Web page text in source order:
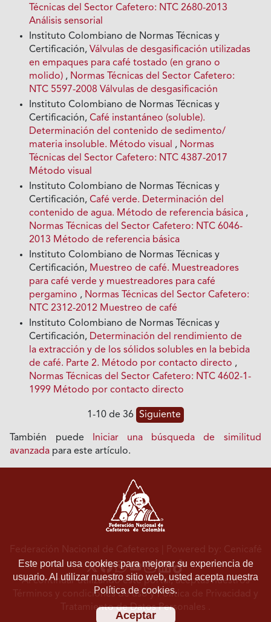
Técnicas del Sector Cafetero: NTC 2680-2013
Análisis sensorial
Instituto Colombiano de Normas Técnicas y
Certificación,Válvulas de desgasificación utilizadas
en empaques para café tostado (en grano o
molido) , Normas Técnicas del Sector Cafetero:
NTC 5597-2008 Válvulas de desgasificación
Instituto Colombiano de Normas Técnicas y
Certificación,Café instantáneo (soluble).
Determinación del contenido de sedimento/
materia insoluble. Método visual , Normas
Técnicas del Sector Cafetero: NTC 4387-2017
Método visual
Instituto Colombiano de Normas Técnicas y
Certificación,Café verde. Determinación del
contenido de agua. Método de referencia básica ,
Normas Técnicas del Sector Cafetero: NTC 6046-
2013 Método de referencia básica
Instituto Colombiano de Normas Técnicas y
Certificación, Muestreo de café. Muestreadores
para café verde y muestreadores para café
pergamino , Normas Técnicas del Sector Cafetero:
NTC 2312-2012 Muestreo de café
Instituto Colombiano de Normas Técnicas y
Certificación, Determinación del rendimiento de
la extracción y de los sólidos solubles en la bebida
de café. Parte 2. Método por contacto directo ,
Normas Técnicas del Sector Cafetero: NTC 4602-1-
1999 Método por contacto directo
1-10 de 36 Siguiente
También puede
Iniciar una búsqueda de similitud
avanzada para este artículo.
Este portal usa cookies para mejorar su experiencia de
usuario. Al utilizar nuestro sitio web, usted acepta nuestra
Política de cookies.
Aceptar
Federación Nacional de Cafeteros | Powered by: Cenicafé
Al continuar utilizando este portal, aceptas nuestros
Términos y condiciones de usoyPolítica de Privacidad y
Tratamiento de Datos Personales